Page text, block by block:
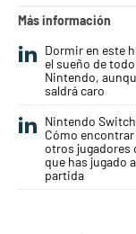
Más información
Dormir en este
el sueño de
Nintendo,
saldrá caro
Nintendo
Cómo encontrar
otros jugadores
que has jugado
partida